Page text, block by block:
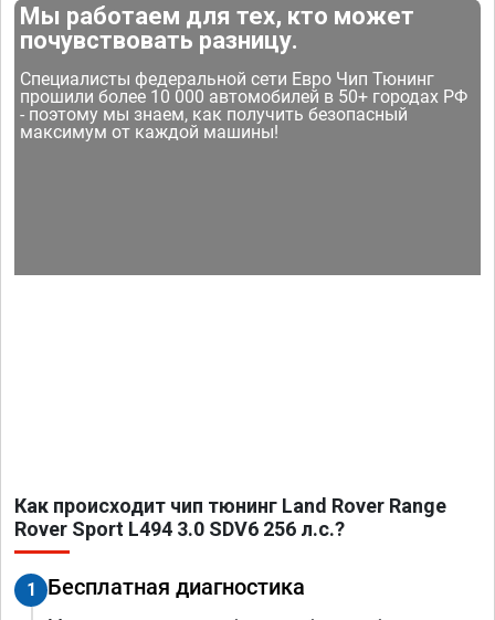
Мы работаем для тех, кто может
почувствовать разницу.
Специалисты федеральной сети Евро Чип Тюнинг
прошили более 10 000 автомобилей в 50+ городах РФ
- поэтому мы знаем, как получить безопасный
максимум от каждой машины!
Как происходит чип тюнинг Land Rover Range
Rover Sport L494 3.0 SDV6 256 л.с.?
1 Бесплатная диагностика